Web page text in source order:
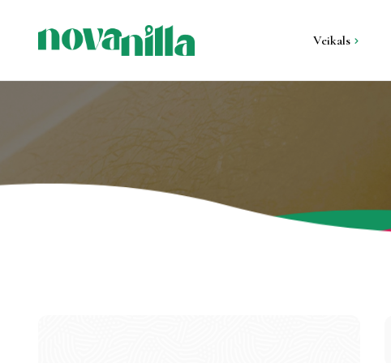
Veikals
sveces